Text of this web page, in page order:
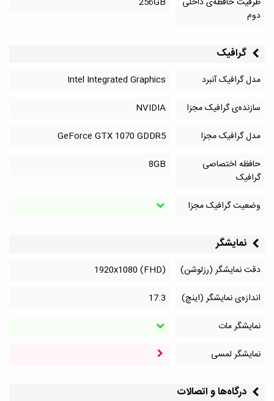
دوم
گرافیک
مدل گرافیک آنبرد
Intel Integrated Graphics
سازنده‌ی گرافیک مجزا
NVIDIA
مدل گرافیک مجزا
GeForce GTX 1070 GDDR5
حافظه اختصاصی
گرافیک
8GB
وضعیت گرافیک مجزا
نمایشگر
دقت نمایشگر (رزلوشن)
1920x1080 (FHD)
اندازه‌ی نمایشگر (اینچ)
17.3
نمایشگر مات
نمایشگر لمسی
درگاه‌ها و اتصالات